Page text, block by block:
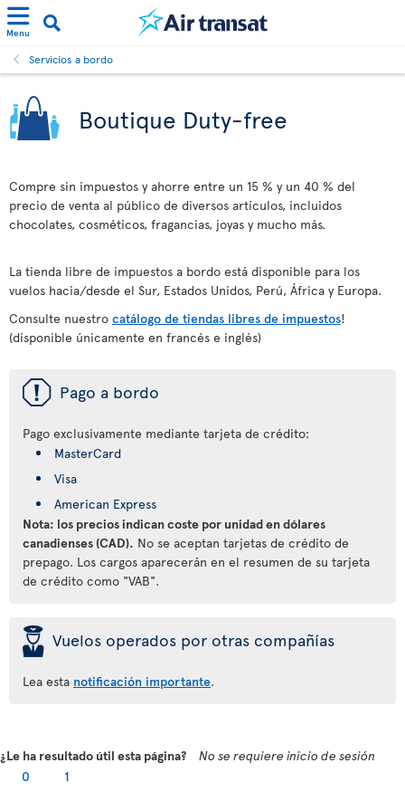
Menu
Servicios a bordo
Boutique Duty-free
Compre sin impuestos y ahorre entre un 15 % y un 40 % del
precio de venta al público de diversos artículos, incluidos
chocolates, cosméticos, fragancias, joyas y mucho más.
La tienda libre de impuestos a bordo está disponible para los
vuelos hacia/desde el Sur, Estados Unidos, Perú, África y Europa.
Consulte nuestro catálogo de tiendas libres de impuestos!
(disponible únicamente en francés e inglés)
ü Pago a bordo
Pago exclusivamente mediante tarjeta de crédito:
MasterCard
Visa
American Express
Nota: los precios indican coste por unidad en dólares
canadienses (CAD). No se aceptan tarjetas de crédito de
prepago. Los cargos aparecerán en el resumen de su tarjeta
de crédito como "VAB".
þ Vuelos operados por otras compañías
Lea esta notificación importante.
¿Le ha resultado útil esta página?
No se requiere inicio de sesión
0
1